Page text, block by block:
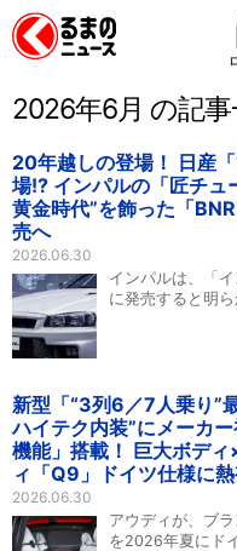
2026年6月 の記
20年越しの登場！ 日産
場!? インパルの「匠チュ
黄金時代”を飾った「
売へ
2026.06.30
インパルは、「
に発売すると明
新型「“3列6／7人乗り”
ハイテク内装”にメーカ
機能」搭載！ 巨大ボデ
ィ「Q9」ドイツ仕様に熱
2026.06.30
アウディが、ブ
を2026年夏にド